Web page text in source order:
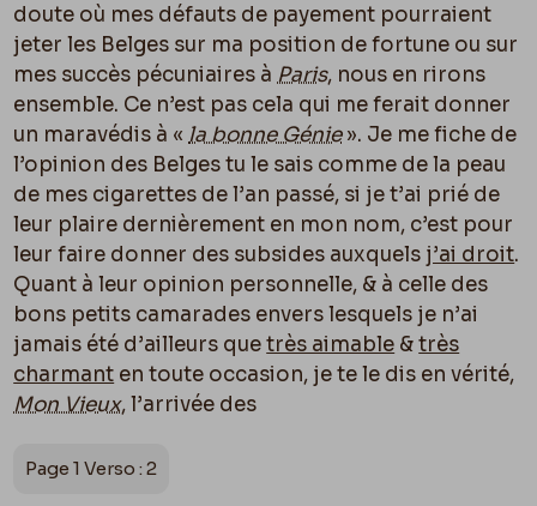
doute où mes défauts de payement pourraient
jeter les Belges sur ma position de fortune ou sur
mes succès pécuniaires à Paris, nous en rirons
ensemble. Ce n’est pas cela qui me ferait donner
un maravédis à « la bonne Génie». Je me fiche de
l’opinion des Belges tu le sais comme de la peau
de mes cigarettes de l’an passé, si je t’ai prié de
leur plaire dernièrement en mon nom, c’est pour
leur faire donner des subsides auxquels j’ai droit.
Quant à leur opinion personnelle, & à celle des
bons petits camarades envers lesquels je n’ai
jamais été d’ailleurs quetrès aimable &très
charmant en toute occasion, je te le dis en vérité,
Mon Vieux, l’arrivée des
Page 1 Verso : 2